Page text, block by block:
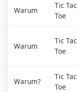
Warum
Tic Tac
Toe
Warum
Tic Tac
Toe
Warum?
Tic Tac
Toe